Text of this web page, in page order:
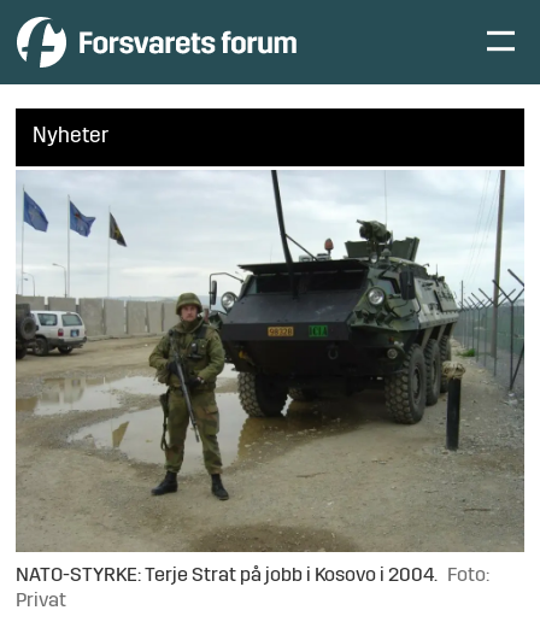
Nyheter
NATO-STYRKE: Terje Strat på jobb i Kosovo i 2004.
Foto:
Privat